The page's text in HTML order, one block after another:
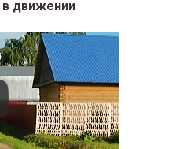
в движении